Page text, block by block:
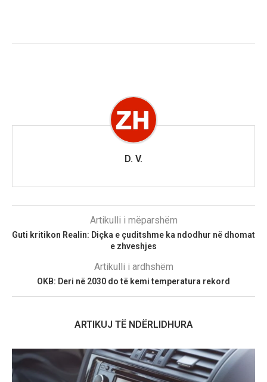
D. V.
Artikulli i mëparshëm
Guti kritikon Realin: Diçka e çuditshme ka ndodhur në dhomat
e zhveshjes
Artikulli i ardhshëm
OKB: Deri në 2030 do të kemi temperatura rekord
ARTIKUJ TË NDËRLIDHURA